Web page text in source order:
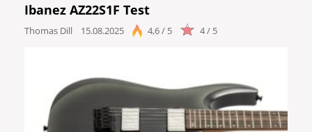
Ibanez AZ22S1F Test
Thomas Dill 15.08.2025 4,6 / 5 4 / 5